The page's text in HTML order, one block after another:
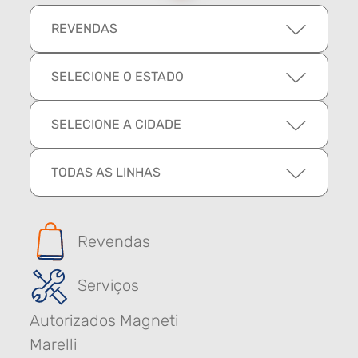
REVENDAS
SELECIONE O ESTADO
SELECIONE A CIDADE
TODAS AS LINHAS
Revendas
Serviços
Autorizados Magneti
Marelli